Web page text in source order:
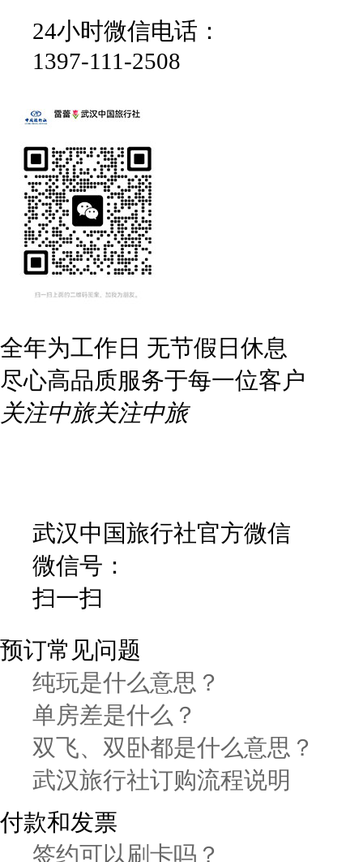
24小时微信电话：
1397-111-2508
全年为工作日 无节假日休息
尽心高品质服务于每一位客户
关注中旅关注中旅
武汉中国旅行社官方微信
微信号：
扫一扫
预订常见问题
纯玩是什么意思？
单房差是什么？
双飞、双卧都是什么意思？
武汉旅行社订购流程说明
付款和发票
签约可以刷卡吗？